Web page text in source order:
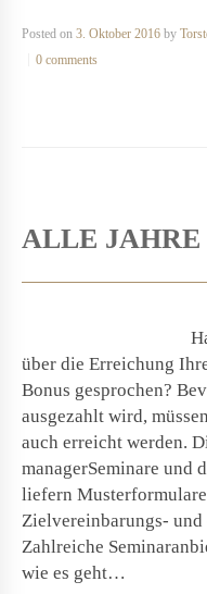
Posted on 3. Oktober 2016 by
0 comments
ALLE
über die Erreichung
Bonus gesprochen?
ausgezahlt wird,
auch erreicht werden.
managerSeminare und
liefern
Zielvereinbarungs-
Zahlreiche
wie es geht…